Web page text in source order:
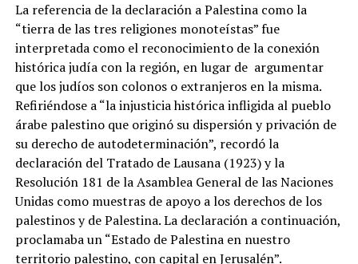
La referencia de la declaración a Palestina como la
“tierra de las tres religiones monoteístas” fue
interpretada como el reconocimiento de la conexión
histórica judía con la región, en lugar de argumentar
que los judíos son colonos o extranjeros en la misma.
Refiriéndose a “la injusticia histórica infligida al pueblo
árabe palestino que originó su dispersión y privación de
su derecho de autodeterminación”, recordó la
declaración del Tratado de Lausana (1923) y la
Resolución 181 de la Asamblea General de las Naciones
Unidas como muestras de apoyo a los derechos de los
palestinos y de Palestina. La declaración a continuación,
proclamaba un “Estado de Palestina en nuestro
territorio palestino, con capital en Jerusalén”.